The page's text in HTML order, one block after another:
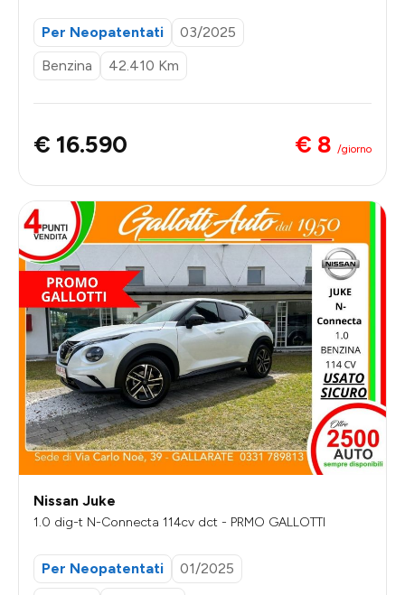
Per Neopatentati
03/2025
Benzina
42.410 Km
€ 16.590 € 8 /giorno
Nissan Juke
1.0 dig-t N-Connecta 114cv dct - PRMO GALLOTTI
Per Neopatentati
01/2025